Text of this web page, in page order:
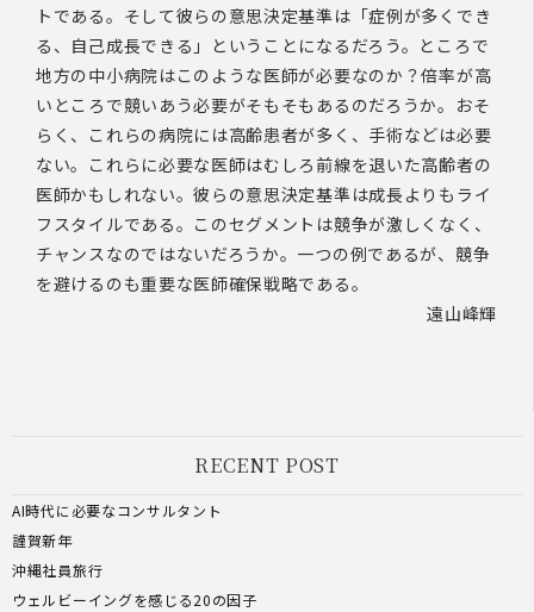
トである。そして彼らの意思決定基準は「症例が多くでき
る、自己成長できる」ということになるだろう。ところで
地方の中小病院はこのような医師が必要なのか？倍率が高
いところで競いあう必要がそもそもあるのだろうか。おそ
らく、これらの病院には高齢患者が多く、手術などは必要
ない。これらに必要な医師はむしろ前線を退いた高齢者の
医師かもしれない。彼らの意思決定基準は成長よりもライ
フスタイルである。このセグメントは競争が激しくなく、
チャンスなのではないだろうか。一つの例であるが、競争
を避けるのも重要な医師確保戦略である。
遠山峰輝
RECENT POST
AI時代に必要なコンサルタント
謹賀新年
沖縄社員旅行
ウェルビーイングを感じる20の因子